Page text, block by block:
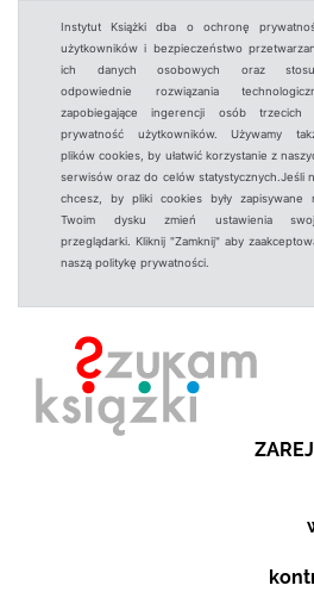
Instytut Książki dba o ochronę
użytkowników i bezpieczeństwo
ich danych osobowych oraz
odpowiednie rozwiązania
zapobiegające ingerencji osób trzecich
prywatność użytkowników. Używamy
plików cookies, by ułatwić korzystanie z
serwisów oraz do celów statystycznych.Jeśli
chcesz, by pliki cookies były zapisywane
Twoim dysku zmień ustawienia
przeglądarki. Kliknij "Zamknij" aby
naszą politykę prywatności.